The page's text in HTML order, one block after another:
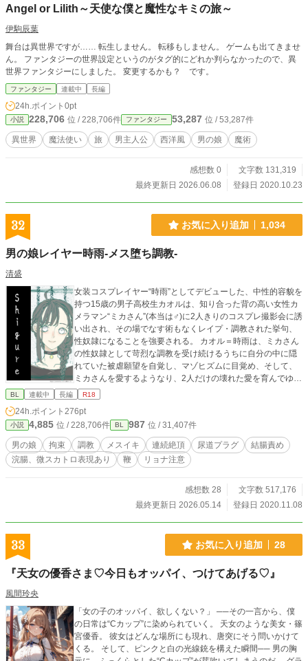
ォローをしてお待ち下さい。
Angel or Lilith～天使な僕と魔性なキミの旅～
伊駒辰葉
舞台は異世界ですが…… 転生しません。 転移もしません。 ゲームも出てきませ
ん。 ファンタジーの世界設定というのがタグ的にどれか判らなかったので、異
世界ファンタジーにしました。 変更するかも？ です。
ファンタジー 連載中 長編
24h.ポイント 0pt
小説 228,706 位 / 228,706件 ファンタジー 53,287 位 / 53,287件
異世界 魔法使い 旅 男主人公 西洋風 男の娘 魔術
感想数 0
文字数 131,319
最終更新日 2026.06.08
登録日 2020.10.23
32 お気に入り追加 1,034
男の娘レイヤー時雨-メス堕ち調教-
清盛
女装コスプレイヤー“時雨”としてデビューした、中性的容貌を
持つ15歳の男子高校生カオルは、知り合った背の高い女性カ
メラマン“ミカさん”(本当は♂)に2人きりのコスプレ撮影会に誘
い出され、その場でなす術もなくレイプ・調教された挙句、
性奴隷になることを強要される。 カオル＝時雨は、ミカさん
の性奴隷として苛烈な調教を受け続けるうちに自分の中に隠
れていた被虐願望を自覚し、マゾヒズムに目覚め、そして、
ミカさんを愛するようなり、2人だけの壊れた愛を育んでゆ
く･･･ 基本的にガチめでハードなレイプ、調教の描写多めで
目指しております。 残酷なレイプ・調教表現が苦手な方は、
ご注意下さい。 この作品はノクターンノベルズにも投稿して
います 表紙イラストは、 Picrewの「無題のおんなのこ」で作
りました 時雨 https://picrew.me/share?cd=IlEBtSPelO ついで
に使わなかったけれど 夕立 https://picrew.me/share?cd=hPx6
BL 連載中 長編 R18
24h.ポイント 276pt
小説 4,885 位 / 228,706件 BL 987 位 / 31,407件
男の娘 拘束 調教 メスイキ 連続絶頂 尿道プラグ
結腸責め
浣腸、微スカトロ表現あり
鞭 リョナ注意
感想数 28
文字数 517,176
最終更新日 2026.05.14
登録日 2020.11.08
33 お気に入り追加 28
『天女の優香さま♡今日もオッパイ、つけてあげる♡』
風間玲央
「女の子のオッパイ、欲しくない？」 ──その一言から、僕
の日常は“Cカップ”に染められていく。 天女のような美女・篠
宮優香。 彼女はどんな場所にも現れ、唐突にそう問いかけて
くる。 そして、ピンクと白の光線銃を構えた瞬間── 男の胸